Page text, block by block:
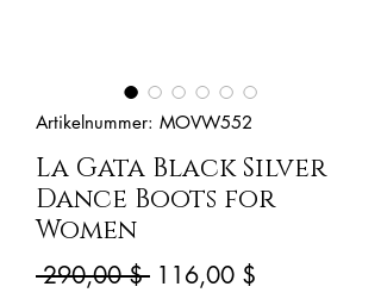
Artikelnummer: MOVW552
La Gata Black Silver
Dance Boots for
Women
290,00 $ Standardpreis
116,00 $